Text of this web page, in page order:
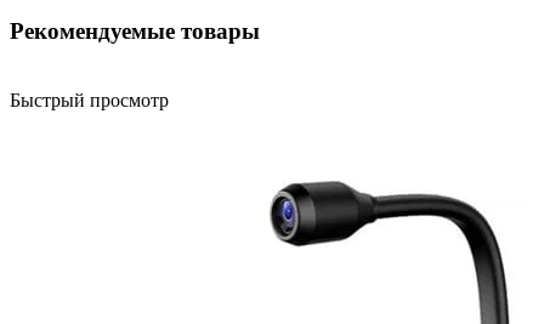
Рекомендуемые товары
Быстрый просмотр